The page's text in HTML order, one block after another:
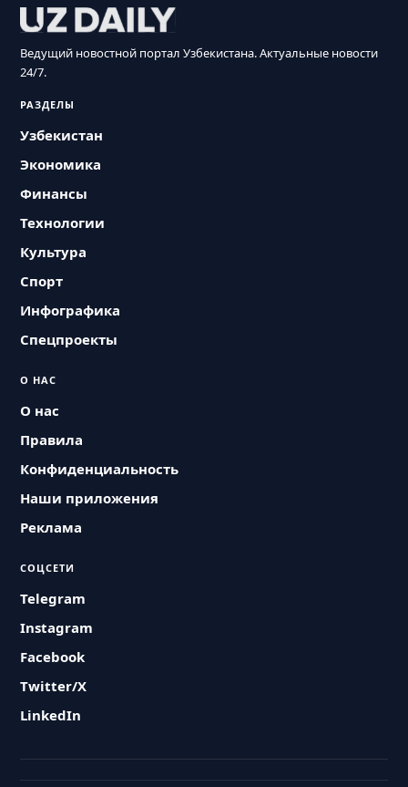
Ведущий новостной портал Узбекистана. Актуальные новости
24/7.
РАЗДЕЛЫ
Узбекистан
Экономика
Финансы
Технологии
Культура
Спорт
Инфографика
Спецпроекты
О НАС
О нас
Правила
Конфиденциальность
Наши приложения
Реклама
СОЦСЕТИ
Telegram
Instagram
Facebook
Twitter/X
LinkedIn